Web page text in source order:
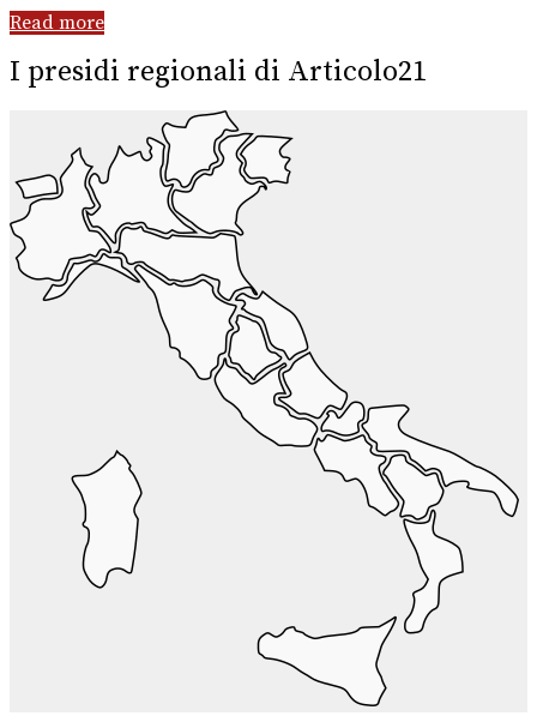
Read more
I presidi regionali di Articolo21